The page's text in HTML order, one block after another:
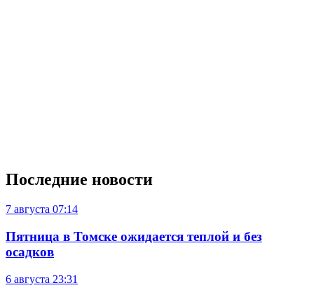
Последние новости
7 августа 07:14
Пятница в Томске ожидается теплой и без
осадков
6 августа 23:31